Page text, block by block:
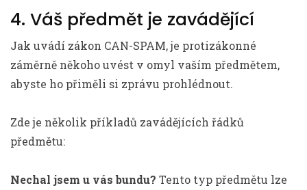
4. Váš předmět je zavádějící
Jak uvádí zákon CAN-SPAM, je protizákonné
záměrně někoho uvést v omyl vaším předmětem,
abyste ho přiměli si zprávu prohlédnout.
Zde je několik příkladů zavádějících řádků
předmětu:
Nechal jsem u vás bundu? Tento typ předmětu lze